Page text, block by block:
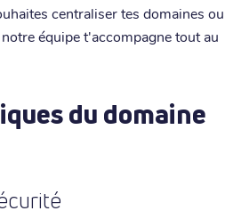
centraliser tes domaines ou
équipe t'accompagne tout au
du domaine